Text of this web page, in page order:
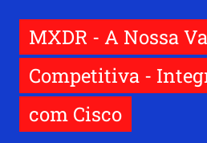
MXDR - A Nossa
Competitiva -
com Cisco